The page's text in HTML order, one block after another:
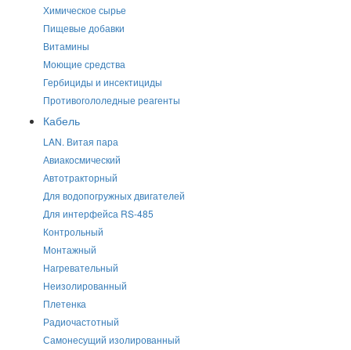
Химическое сырье
Пищевые добавки
Витамины
Моющие средства
Гербициды и инсектициды
Противогололедные реагенты
Кабель
LAN. Витая пара
Авиакосмический
Автотракторный
Для водопогружных двигателей
Для интерфейса RS-485
Контрольный
Монтажный
Нагревательный
Неизолированный
Плетенка
Радиочастотный
Самонесущий изолированный